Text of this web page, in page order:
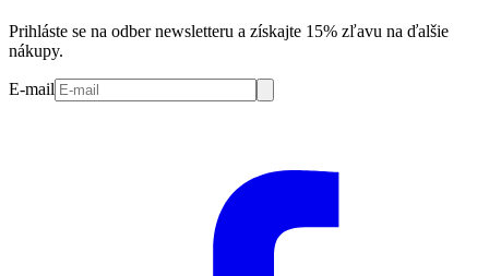
Prihláste se na odber newsletteru a získajte 15% zľavu na ďalšie
nákupy.
E-mail